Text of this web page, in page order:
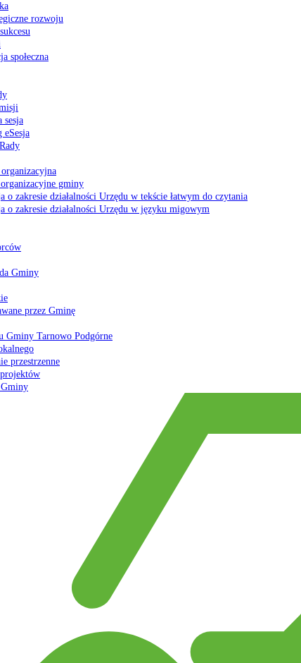
rozwoju
społeczna
sesja
eSesja
gminy
o zakresie działalności Urzędu w tekście łatwym do czytania
o zakresie działalności Urzędu w języku migowym
Gminy
przez Gminę
Gminy Tarnowo Podgórne
przestrzenne